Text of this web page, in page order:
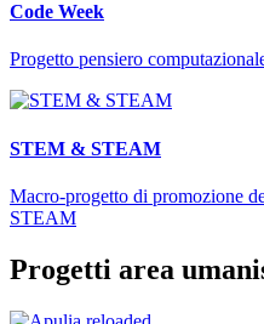
Code Week
Progetto pensiero
STEM & STEAM
Macro-progetto di promozione
STEAM
Progetti area